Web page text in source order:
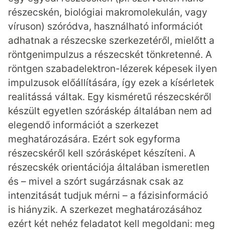
részecskén, biológiai makromolekulán, vagy
víruson) szóródva, használható információt
adhatnak a részecske szerkezetéről, mielőtt a
röntgenimpulzus a részecskét tönkretenné. A
röntgen szabadelektron-lézerek képesek ilyen
impulzusok előállítására, így ezek a kísérletek
realitássá váltak. Egy kisméretű részecskéről
készült egyetlen szóráskép általában nem ad
elegendő információt a szerkezet
meghatározására. Ezért sok egyforma
részecskéről kell szórásképet készíteni. A
részecskék orientációja általában ismeretlen
és – mivel a szórt sugárzásnak csak az
intenzitását tudjuk mérni – a fázisinformáció
is hiányzik. A szerkezet meghatározásához
ezért két nehéz feladatot kell megoldani: meg